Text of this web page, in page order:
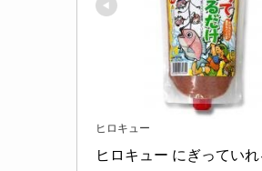
ヒロキュー
ヒロキュー にぎってい